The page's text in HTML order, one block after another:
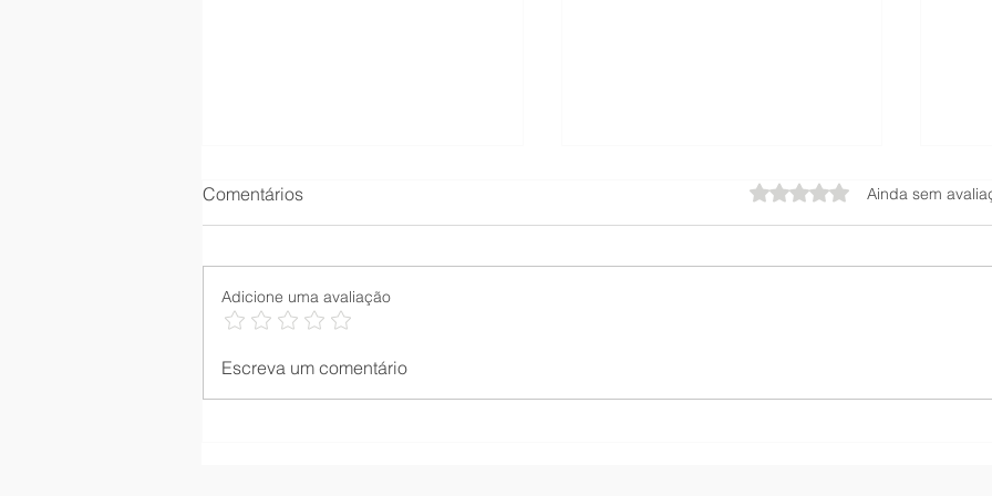
Creamy Hydragel Oil Control:
Comentários Avaliado com 0 de 5
Ainda sem
Adicione uma avaliação
Escreva um comentário